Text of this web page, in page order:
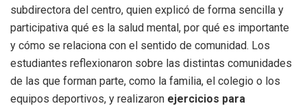
subdirectora del centro, quien explicó de forma sencilla y
participativa qué es la salud mental, por qué es importante
y cómo se relaciona con el sentido de comunidad. Los
estudiantes reflexionaron sobre las distintas comunidades
de las que forman parte, como la familia, el colegio o los
equipos deportivos, y realizaron ejercicios para